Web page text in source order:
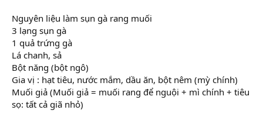
Nguyên liệu làm sụn gà rang muối
3 lạng sụn gà
1 quả trứng gà
Lá chanh, sả
Bột năng (bột ngô)
Gia vị : hạt tiêu, nước mắm, dầu ăn, bột nêm (mỳ chính)
Muối giả (Muối giả = muối rang để nguội + mì chính + tiêu
sọ: tất cả giã nhỏ)